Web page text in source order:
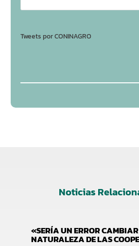
Tweets por CONINAGRO
Noticias
«SERÍA UN ERROR
NATURALEZA DE LAS